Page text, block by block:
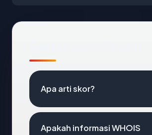
Apa arti skor?
Apakah informasi WHOIS